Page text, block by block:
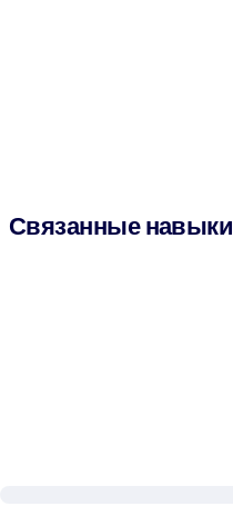
Связанные навыки